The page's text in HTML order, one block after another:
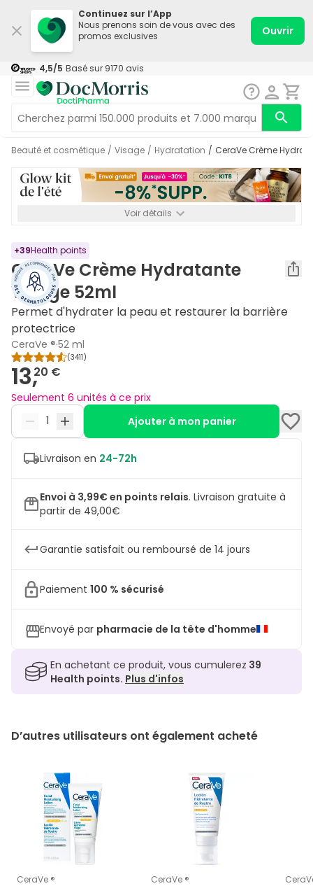
Continuez sur l’App
Nous prenons soin de vous avec des
promos exclusives
Ouvrir
4,5/5 Basé sur 9170 avis
Beauté et cosmétique / Visage / Hydratation / CeraVe Crème
Voir détails
+39Health points
CeraVe Crème Hydratante
Visage 52ml
Permet d'hydrater la peau et restaurer la barrière
protectrice
CeraVe ®·52 ml
(3411)
13,20 €
Seulement 6 unités à ce prix
Ajouter à mon panier
Livraison en 24-72h
Envoi à 3,99€ en points relais. Livraison gratuite à
partir de 49,00€
Garantie satisfait ou remboursé de 14 jours
Paiement 100 % sécurisé
Envoyé par pharmacie de la tête d'homme
En achetant ce produit, vous cumulerez 39
Health points. Plus d'infos
D’autres utilisateurs ont également acheté
CeraVe ® CeraVe ®